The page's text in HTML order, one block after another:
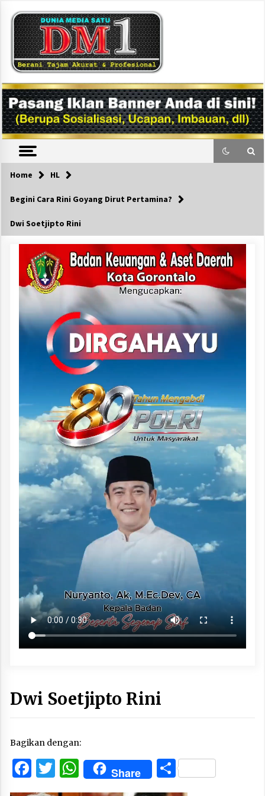
content
DM1
Home HL
Begini Cara Rini Goyang Dirut Pertamina?
Dwi Soetjipto Rini
Dwi Soetjipto Rini
Bagikan dengan:
Facebook
Twitter
WhatsApp
Share Share